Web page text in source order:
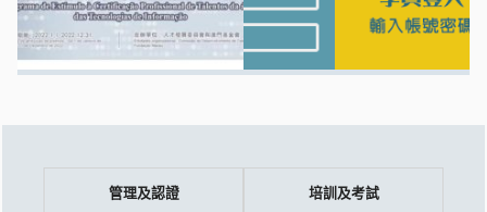
管理及認證
培訓及考試